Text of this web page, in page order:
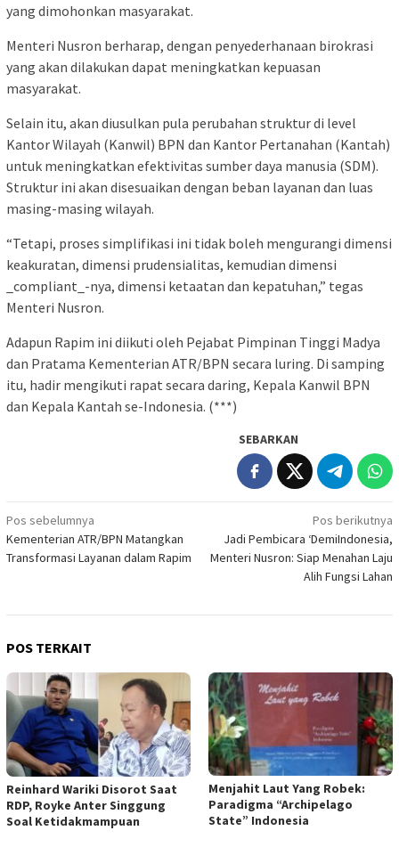
yang dimohonkan masyarakat.
Menteri Nusron berharap, dengan penyederhanaan birokrasi
yang akan dilakukan dapat meningkatkan kepuasan
masyarakat.
Selain itu, akan diusulkan pula perubahan struktur di level
Kantor Wilayah (Kanwil) BPN dan Kantor Pertanahan (Kantah)
untuk meningkatkan efektivitas sumber daya manusia (SDM).
Struktur ini akan disesuaikan dengan beban layanan dan luas
masing-masing wilayah.
“Tetapi, proses simplifikasi ini tidak boleh mengurangi dimensi
keakuratan, dimensi prudensialitas, kemudian dimensi
_compliant_-nya, dimensi ketaatan dan kepatuhan,” tegas
Menteri Nusron.
Adapun Rapim ini diikuti oleh Pejabat Pimpinan Tinggi Madya
dan Pratama Kementerian ATR/BPN secara luring. Di samping
itu, hadir mengikuti rapat secara daring, Kepala Kanwil BPN
dan Kepala Kantah se-Indonesia. (***)
SEBARKAN
Navigasi
pos
Pos sebelumnya
Kementerian ATR/BPN Matangkan
Transformasi Layanan dalam Rapim
Pos berikutnya
Jadi Pembicara ‘DemiIndonesia,
Menteri Nusron: Siap Menahan Laju
Alih Fungsi Lahan
POS TERKAIT
Reinhard Wariki Disorot Saat
RDP, Royke Anter Singgung
Soal Ketidakmampuan
Menjahit Laut Yang Robek:
Paradigma “Archipelago
State” Indonesia